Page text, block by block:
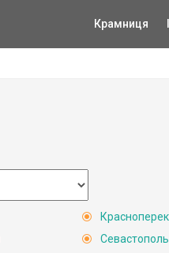
Крамниця
Севастополь